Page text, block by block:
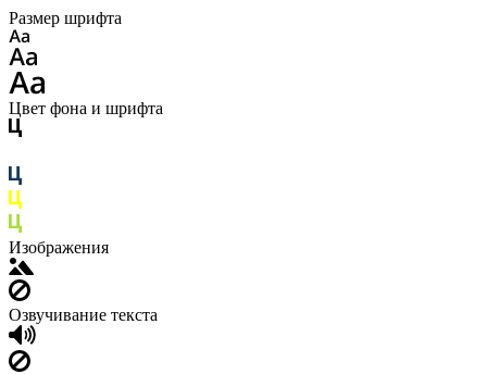
Размер шрифта
Цвет фона и шрифта
Изображения
Озвучивание текста